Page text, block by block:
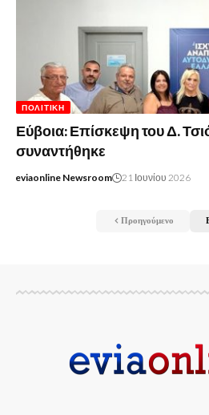
ΠΟΛΙΤΙΚΉ
Εύβοια: Επίσκεψη του Δ.
συναντήθηκε
eviaonline Newsroom 21 Ιουνίου 2026
Προηγούμενο